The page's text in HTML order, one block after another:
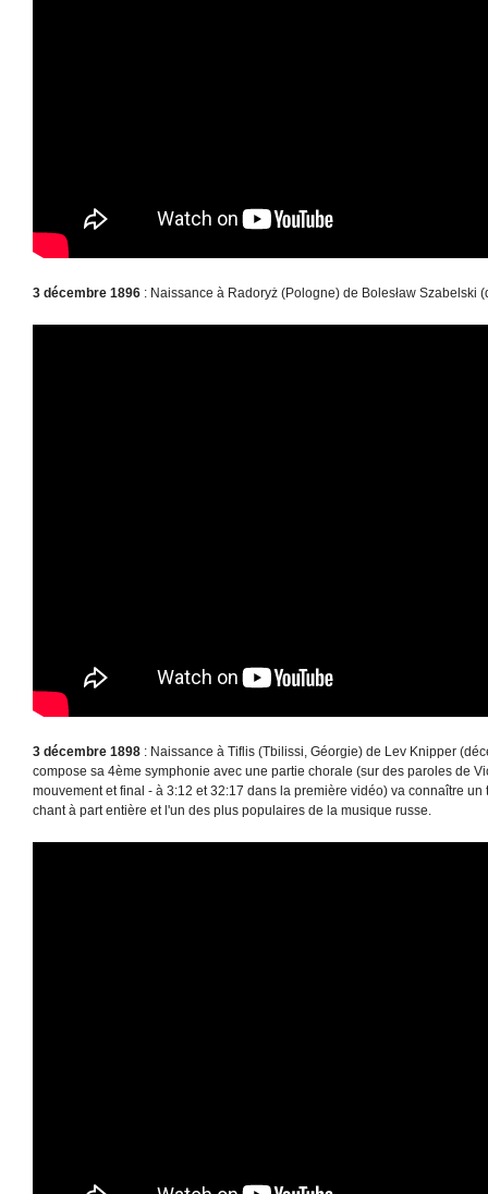
3 décembre 1896 : Naissance à Radoryż (Pologne) de Bolesław Szabelski
3 décembre 1898 : Naissance à Tiflis (Tbilissi, Géorgie) de Lev Knipper
compose sa 4ème symphonie avec une partie chorale (sur des paroles de
mouvement et final - à 3:12 et 32:17 dans la première vidéo) va connaître
chant à part entière et l'un des plus populaires de la musique russe.